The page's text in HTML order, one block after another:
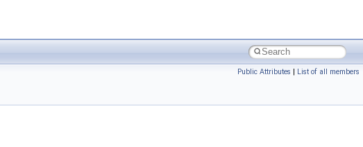
Public Attributes | List of all members